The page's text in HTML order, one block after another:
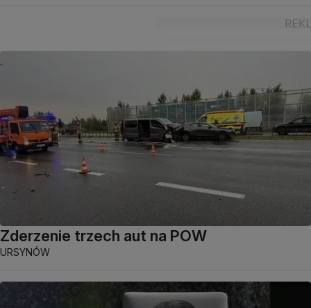
Zderzenie trzech aut na POW
URSYNÓW